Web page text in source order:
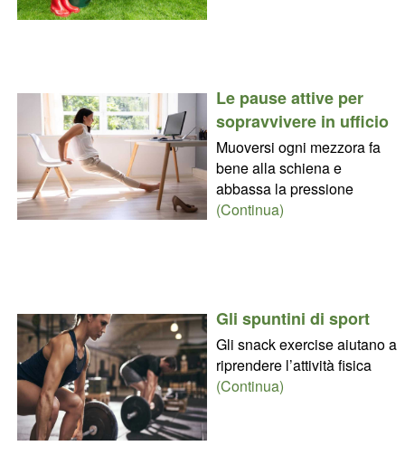
Le pause attive per
sopravvivere in ufficio
Muoversi ogni mezzora fa
bene alla schiena e
abbassa la pressione
(Continua)
Gli spuntini di sport
Gli snack exercise aiutano a
riprendere l’attività fisica
(Continua)